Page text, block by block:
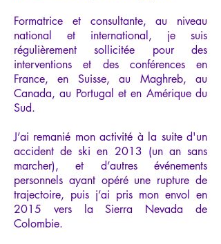
Formatrice et consultante, au niveau
national et international, je suis
régulièrement sollicitée pour des
interventions et des conférences en
France, en Suisse, au Maghreb, au
Canada, au Portugal et en Amérique du
Sud.
J’ai remanié mon activité à la suite d'un
accident de ski en 2013 (un an sans
marcher), et d’autres événements
personnels ayant opéré une rupture de
trajectoire, puis j’ai pris mon envol en
2015 vers la Sierra Nevada de
Colombie.